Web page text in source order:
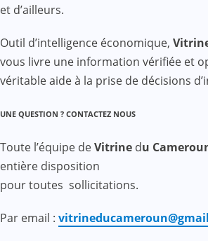
et d’ailleurs.
Outil d’intelligence économique,
vous livre une information vérifiée et
véritable aide à la prise de décisions
UNE QUESTION ? CONTACTEZ NOUS
Toute l’équipe deVitrine du
entière disposition
pour toutes sollicitations.
Par email :